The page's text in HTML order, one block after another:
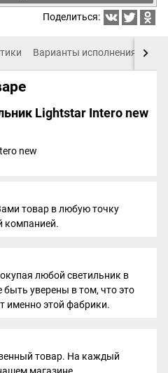
Поделиться:
Варианты исполнения
Lightstar Intero new
new
товар в любую точку
компанией.
любой светильник в
уверены в том, что это
именно этой фабрики.
товар. На каждый
магазине